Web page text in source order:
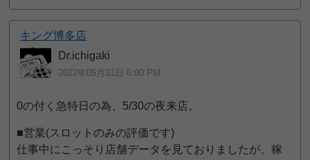
キング博多店
Dr.ichigaki
2022年05月31日 6:00 PM
0の付く急特日の為、5/30の夜来店。
■営業(スロットのみの評価です)
仕事中にこっそり店舗データを見ておりましたが、稼